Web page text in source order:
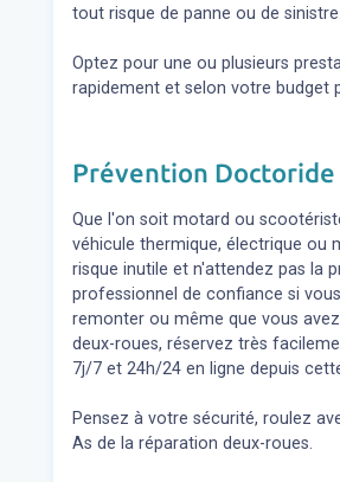
tout risque de panne ou de sinistre.
Optez pour une ou plusieurs
rapidement et selon votre budget
Prévention Doctoride
Que l'on soit motard ou
véhicule thermique, électrique ou
risque inutile et n'attendez pas la
professionnel de confiance si
remonter ou même que vous
deux-roues, réservez très
7j/7 et 24h/24 en ligne depuis
Pensez à votre sécurité, roulez
As de la réparation deux-roues.